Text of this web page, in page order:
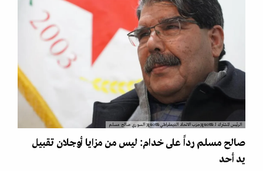
الرئيس المشترك لـ &quot;حزب الاتحاد الديمقراطي&quot; السوري صالح مسلم
صالح مسلم رداً على خدام: ليس من مزايا أوجلان تقبيل
يد أحد